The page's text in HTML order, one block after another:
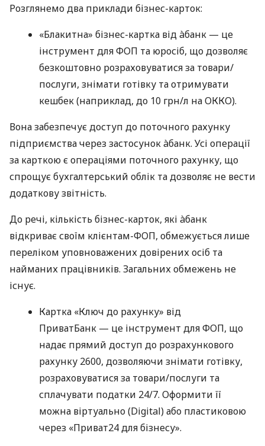
Розглянемо два приклади бізнес-карток:
«Блакитна» бізнес-картка від àбанк — це
інструмент для ФОП та юросіб, що дозволяє
безкоштовно розраховуватися за товари/
послуги, знімати готівку та отримувати
кешбек (наприклад, до 10 грн/л на ОККО).
Вона забезпечує доступ до поточного рахунку
підприємства через застосунок àбанк. Усі операції
за карткою є операціями поточного рахунку, що
спрощує бухгалтерський облік та дозволяє не вести
додаткову звітність.
До речі, кількість бізнес-карток, які àбанк
відкриває своїм клієнтам-ФОП, обмежується лише
переліком уповноважених довірених осіб та
найманих працівників. Загальних обмежень не
існує.
Картка «Ключ до рахунку» від
ПриватБанк — це інструмент для ФОП, що
надає прямий доступ до розрахункового
рахунку 2600, дозволяючи знімати готівку,
розраховуватися за товари/послуги та
сплачувати податки 24/7. Оформити її
можна віртуально (Digital) або пластиковою
через «Приват24 для бізнесу».